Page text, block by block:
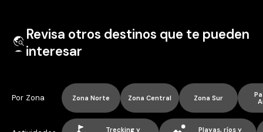
Revisa otros destinos que te pueden
interesar
Por Zona Zona Norte Zona Central Zona Sur
Trecking y Playas, ríos y